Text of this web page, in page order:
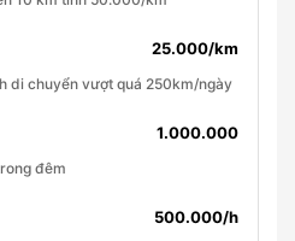
25.000/km
di chuyển vượt quá 250km/ngày
1.000.000
đêm
500.000/h